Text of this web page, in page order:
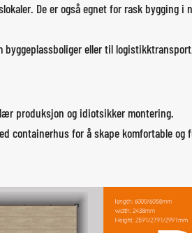
De er også egnet for rask bygging i
byggeplassboliger eller til
produksjon og idiotsikker montering.
containerhus for å skape komfortable og